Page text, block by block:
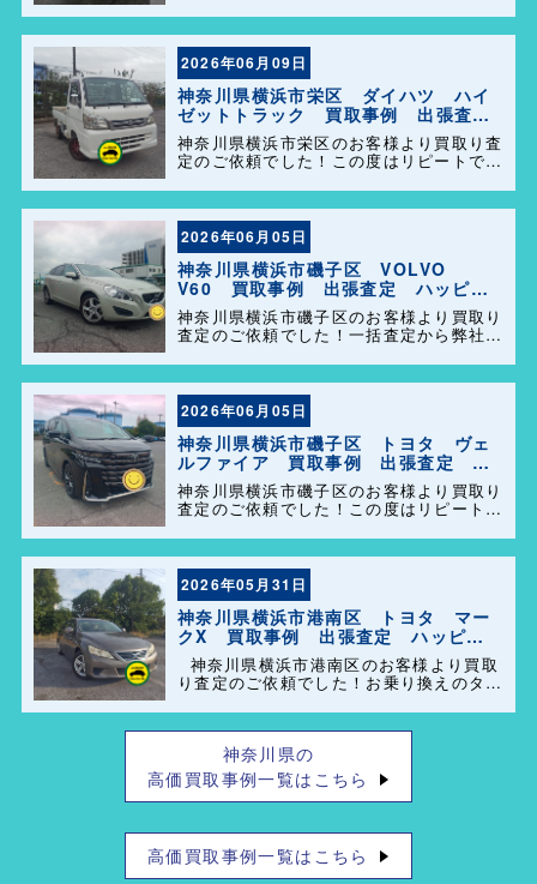
も弊社の事をよろしくお願いします＼
(^o^)／
2026年06月09日
神奈川県横浜市栄区 ダイハツ ハイ
ゼットトラック 買取事例 出張査
定 ハッピーカーズ港南店！
神奈川県横浜市栄区のお客様より買取り査
定のご依頼でした！この度はリピートでの
のお車を迅速かつ丁寧に対応させていただ
きました。 今後ともよろしくお願いしま
す＼(^o^)／
2026年06月05日
神奈川県横浜市磯子区 VOLVO
V60 買取事例 出張査定 ハッピー
カーズ港南店！
神奈川県横浜市磯子区のお客様より買取り
査定のご依頼でした！一括査定から弊社を
(^o^)／ また、事務所に遊びに来てくださ
い。
2026年06月05日
神奈川県横浜市磯子区 トヨタ ヴェ
ルファイア 買取事例 出張査定 ハ
ッピーカーズ港南店！
神奈川県横浜市磯子区のお客様より買取り
査定のご依頼でした！この度はリピートで
様のお車を迅速かつ丁寧に対応させていた
だきました。 今後ともよろしくお願いし
ます＼(^o^)／
2026年05月31日
神奈川県横浜市港南区 トヨタ マー
クX 買取事例 出張査定 ハッピー
カーズ港南店！
神奈川県横浜市港南区のお客様より買取
り査定のご依頼でした！お乗り換えのタイ
い取らせて頂きありがとうございます。今
後とも弊社の事をよろしくお願いします＼
(^o^)／神奈川県の
高価買取事例一覧はこちら
高価買取事例一覧はこちら